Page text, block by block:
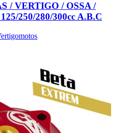
/ VERTIGO / OSSA /
250/280/300cc A.B.C